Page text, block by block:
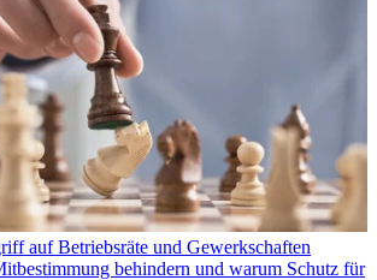
auf Betriebsräte und Gewerkschaften
behindern und warum Schutz für